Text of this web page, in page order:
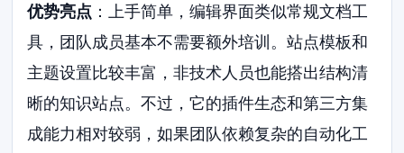
优势亮点 ：上手简单，编辑界面类似常规文档工
具，团队成员基本不需要额外培训。站点模板和
主题设置比较丰富，非技术人员也能搭出结构清
晰的知识站点。不过，它的插件生态和第三方集
成能力相对较弱，如果团队依赖复杂的自动化工